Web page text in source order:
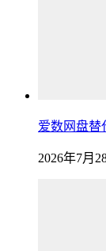
爱数网盘替
2026年7月